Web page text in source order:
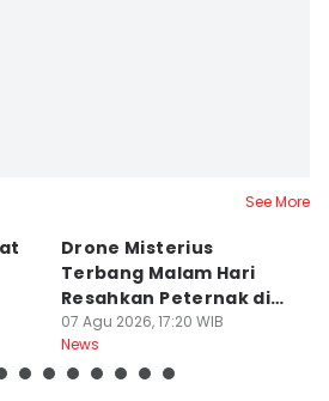
See More
Drone Misterius
Terbang Malam Hari
Resahkan Peternak di
Marga Tabanan
07 Agu 2026, 17:20 WIB
News